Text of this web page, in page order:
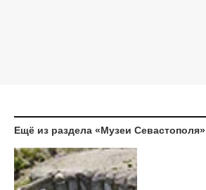
Ещё из раздела «Музеи Севастополя»